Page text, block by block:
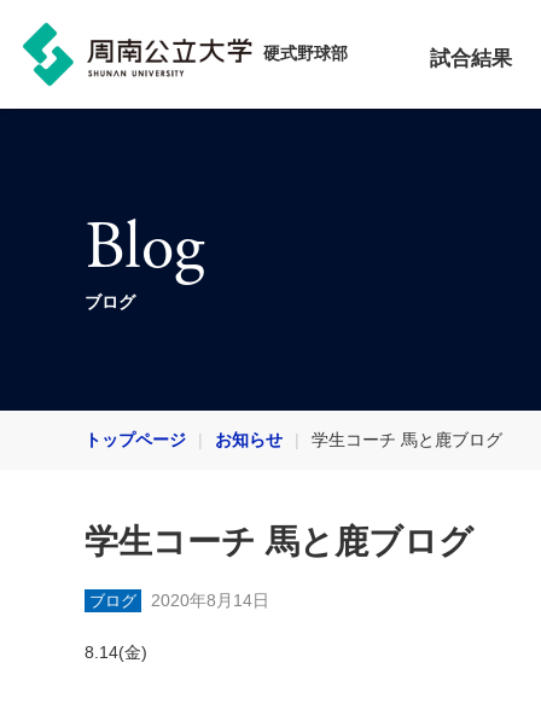
硬式野球部 試合結果
Blog
ブログ
トップページ お知らせ 学生コーチ 馬と鹿ブログ
学生コーチ 馬と鹿ブログ
ブログ 2020年8月14日
8.14(金)